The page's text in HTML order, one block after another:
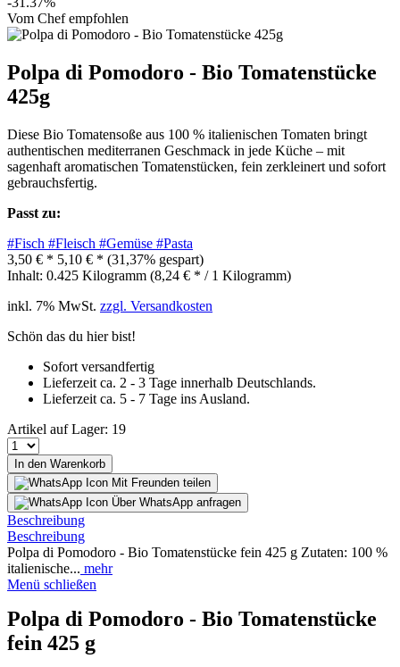
Vom Chef empfohlen
Polpa di Pomodoro - Bio Tomatenstücke
425g
Diese Bio Tomatensoße aus 100 % italienischen Tomaten bringt
authentischen mediterranen Geschmack in jede Küche – mit
sagenhaft aromatischen Tomatenstücken, fein zerkleinert und sofort
gebrauchsfertig.
Passt zu:
#Fisch #Fleisch #Gemüse #Pasta
3,50 € * 5,10 € * (31,37% gespart)
Inhalt: 0.425 Kilogramm (8,24 € * / 1 Kilogramm)
inkl. 7% MwSt. zzgl. Versandkosten
Schön das du hier bist!
Sofort versandfertig
Lieferzeit ca. 2 - 3 Tage innerhalb Deutschlands.
Lieferzeit ca. 5 - 7 Tage ins Ausland.
Artikel auf Lager: 19
In den Warenkorb
Mit Freunden teilen
Über WhatsApp anfragen
Beschreibung
Beschreibung
Polpa di Pomodoro - Bio Tomatenstücke fein 425 g Zutaten: 100 %
italienische... mehr
Menü schließen
Polpa di Pomodoro - Bio Tomatenstücke
fein 425 g